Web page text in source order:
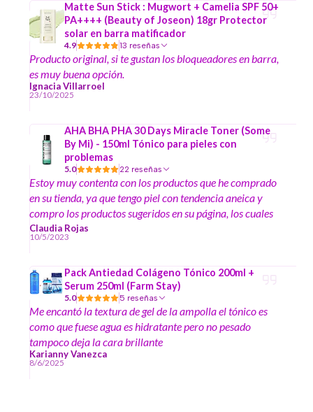
Matte Sun Stick : Mugwort + Camelia SPF 50+
PA++++ (Beauty of Joseon) 18gr Protector
solar en barra matificador
4.9 13 reseñas
Producto original, si te gustan los bloqueadores en barra,
es muy buena opción.
Ignacia Villarroel
23/10/2025
AHA BHA PHA 30 Days Miracle Toner (Some
By Mi) - 150ml Tónico para pieles con
problemas
5.0 22 reseñas
Estoy muy contenta con los productos que he comprado
en su tienda, ya que tengo piel con tendencia aneica y
compro los productos sugeridos en su página, los cuales
me han ayudado mucho a disminuir los granitos en mi
piel y manchas :)
Claudia Rojas
10/5/2023
Pack Antiedad Colágeno Tónico 200ml +
Serum 250ml (Farm Stay)
5.0 5 reseñas
Me encantó la textura de gel de la ampolla el tónico es
como que fuese agua es hidratante pero no pesado
tampoco deja la cara brillante
Karianny Vanezca
8/6/2025